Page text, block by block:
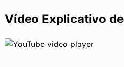
Vídeo Explicativo